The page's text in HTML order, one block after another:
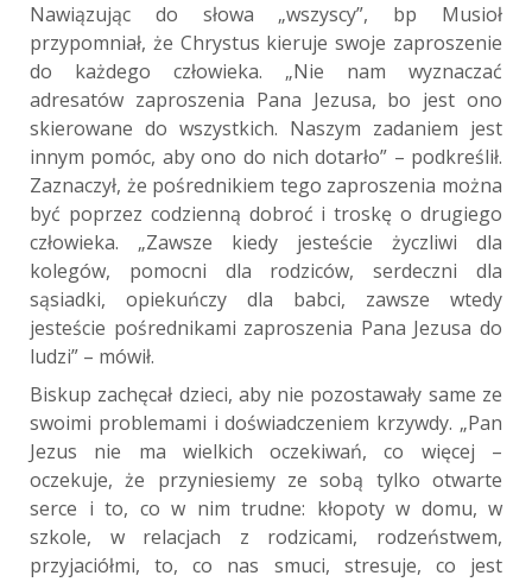
Nawiązując do słowa „wszyscy”, bp Musioł
przypomniał, że Chrystus kieruje swoje zaproszenie
do każdego człowieka. „Nie nam wyznaczać
adresatów zaproszenia Pana Jezusa, bo jest ono
skierowane do wszystkich. Naszym zadaniem jest
innym pomóc, aby ono do nich dotarło” – podkreślił.
Zaznaczył, że pośrednikiem tego zaproszenia można
być poprzez codzienną dobroć i troskę o drugiego
człowieka. „Zawsze kiedy jesteście życzliwi dla
kolegów, pomocni dla rodziców, serdeczni dla
sąsiadki, opiekuńczy dla babci, zawsze wtedy
jesteście pośrednikami zaproszenia Pana Jezusa do
ludzi” – mówił.
Biskup zachęcał dzieci, aby nie pozostawały same ze
swoimi problemami i doświadczeniem krzywdy. „Pan
Jezus nie ma wielkich oczekiwań, co więcej –
oczekuje, że przyniesiemy ze sobą tylko otwarte
serce i to, co w nim trudne: kłopoty w domu, w
szkole, w relacjach z rodzicami, rodzeństwem,
przyjaciółmi, to, co nas smuci, stresuje, co jest